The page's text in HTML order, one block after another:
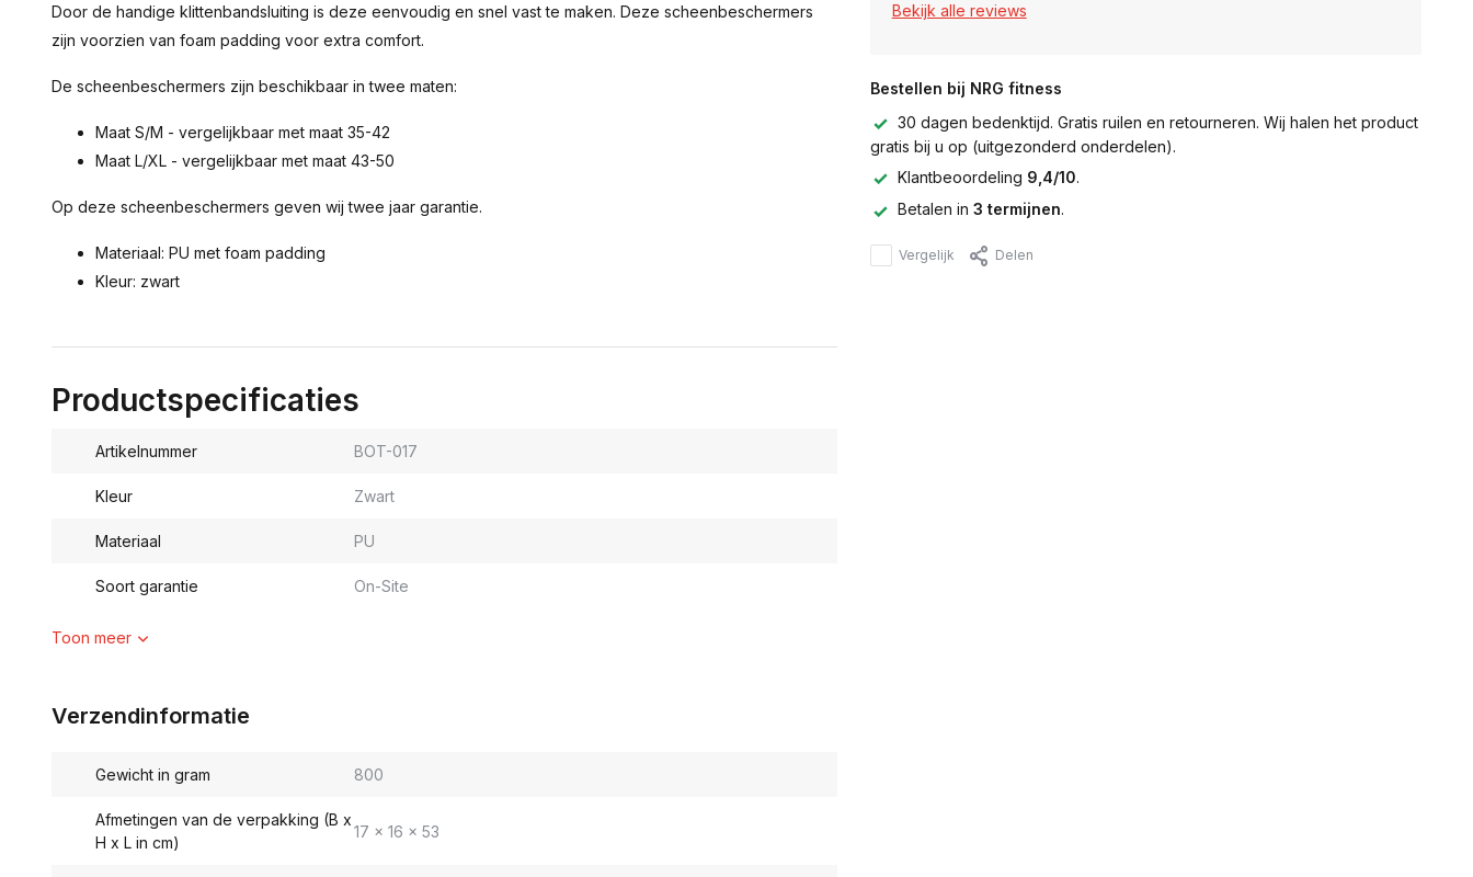
Door de handige klittenbandsluiting is deze eenvoudig en snel vast te maken. Deze scheenbeschermers
zijn voorzien van foam padding voor extra comfort.
De scheenbeschermers zijn beschikbaar in twee maten:
Maat S/M - vergelijkbaar met maat 35-42
Maat L/XL - vergelijkbaar met maat 43-50
Op deze scheenbeschermers geven wij twee jaar garantie.
Materiaal: PU met foam padding
Kleur: zwart
Productspecificaties
Artikelnummer BOT-017
Kleur Zwart
Materiaal PU
Soort garantie On-Site
Toon meer
Verzendinformatie
Gewicht in gram 800
Afmetingen van de verpakking (B x
H x L in cm)
17 x 16 x 53
Bekijk alle reviews
Bestellen bij NRG fitness
30 dagen bedenktijd. Gratis ruilen en retourneren. Wij halen het product
gratis bij u op (uitgezonderd onderdelen).
Klantbeoordeling 9,4/10.
Betalen in 3 termijnen.
Vergelijk Delen